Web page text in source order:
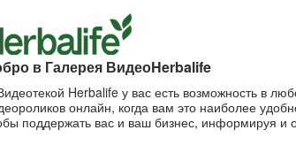
в Галерея ВидеоHerbalife
Herbalife у вас есть возможность в
онлайн, когда вам это наиболее
поддержать вас и ваш бизнес, информируя и
Ночной крем Herbalife SKIN
1:56:59